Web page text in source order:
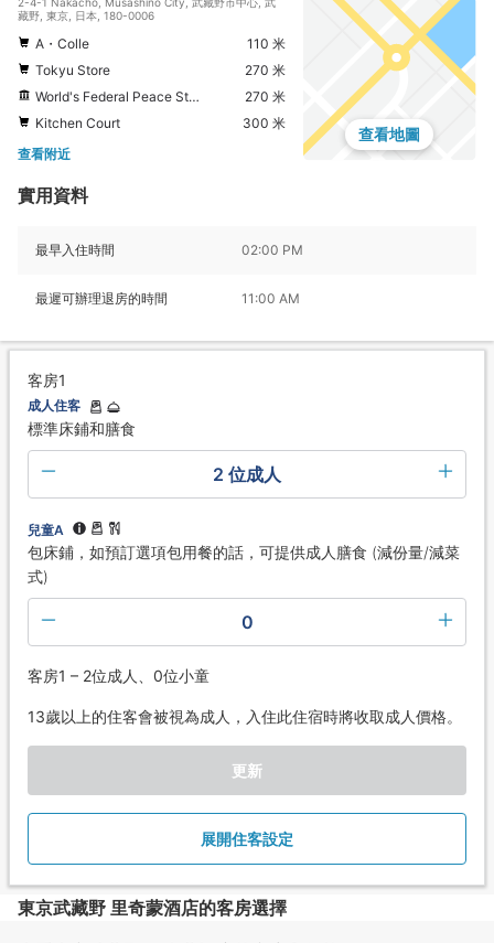
藏野, 東京, 日本, 180-0006
A・Colle
110 米
Tokyu Store
270 米
World's Federal Peace Statue
270 米
Kitchen Court
300 米
查看附近
查看地圖
實用資料
最早入住時間 02:00 PM
最遲可辦理退房的時間 11:00 AM
客房1
成人住客
標準床鋪和膳食
2 位成人
兒童A
包床鋪，如預訂選項包用餐的話，可提供成人膳食 (減份量/減菜
式)
0
客房1 – 2位成人、0位小童
13歲以上的住客會被視為成人，入住此住宿時將收取成人價格。
更新
展開住客設定
東京武藏野 里奇蒙酒店的客房選擇